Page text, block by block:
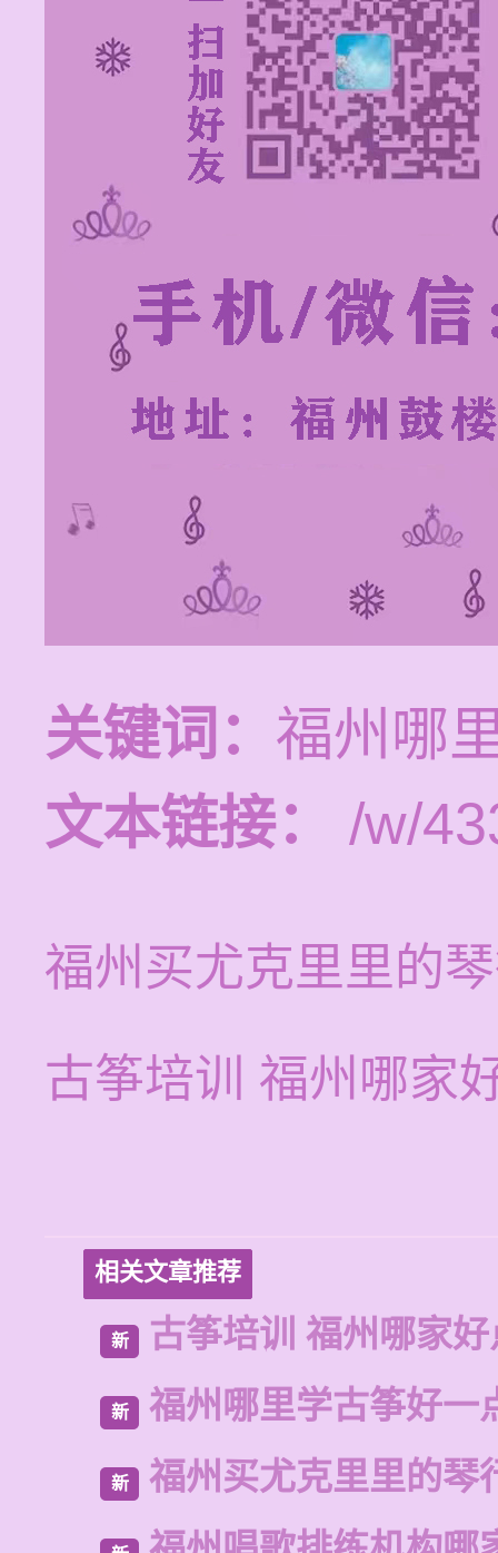
关键词： 福州哪
文本链接：
/w/
福州买尤克里里的
古筝培训 福州哪家
相关文章推荐
新 古筝培训 福州哪家好
新 福州哪里学古筝好一
新 福州买尤克里里的琴